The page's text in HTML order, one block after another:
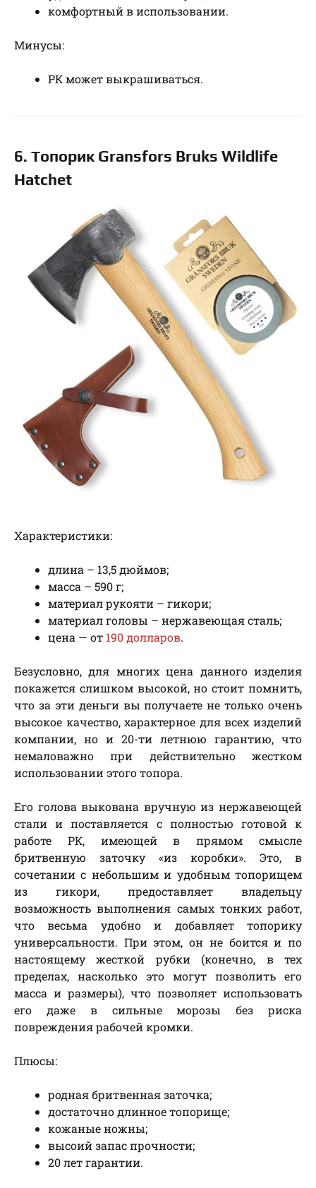
комфортный в использовании.
Минусы:
РК может выкрашиваться.
6. Топорик Gransfors Bruks Wildlife
Hatchet
Характеристики:
длина – 13,5 дюймов;
масса – 590 г;
материал рукояти – гикори;
материал головы – нержавеющая сталь;
цена — от 190 долларов.
Безусловно, для многих цена данного изделия
покажется слишком высокой, но стоит помнить,
что за эти деньги вы получаете не только очень
высокое качество, характерное для всех изделий
компании, но и 20-ти летнюю гарантию, что
немаловажно при действительно жестком
использовании этого топора.
Его голова выкована вручную из нержавеющей
стали и поставляется с полностью готовой к
работе РК, имеющей в прямом смысле
бритвенную заточку «из коробки». Это, в
сочетании с небольшим и удобным топорищем
из гикори, предоставляет владельцу
возможность выполнения самых тонких работ,
что весьма удобно и добавляет топорику
универсальности. При этом, он не боится и по
настоящему жесткой рубки (конечно, в тех
пределах, насколько это могут позволить его
масса и размеры), что позволяет использовать
его даже в сильные морозы без риска
повреждения рабочей кромки.
Плюсы:
родная бритвенная заточка;
достаточно длинное топорище;
кожаные ножны;
высоий запас прочности;
20 лет гарантии.